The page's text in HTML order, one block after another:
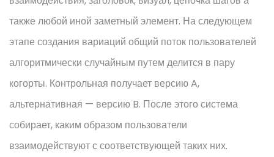
также любой иной заметный элемент. На следующем
этапе создания вариаций общий поток пользователей
алгоритмически случайным путем делится в пару
когорты. Контрольная получает версию A,
альтернативная — версию B. После этого система
собирает, каким образом пользователи
взаимодействуют с соответствующей таких них.